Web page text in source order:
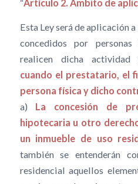
“Artículo 2. Ámbito de
Esta Ley será de aplicación
concedidos por
realicen dicha actividad
cuando el prestatario, el
persona física y dicho
a) La concesión de
hipotecaria u otro
un inmueble de uso
también se entenderán
residencial aquellos